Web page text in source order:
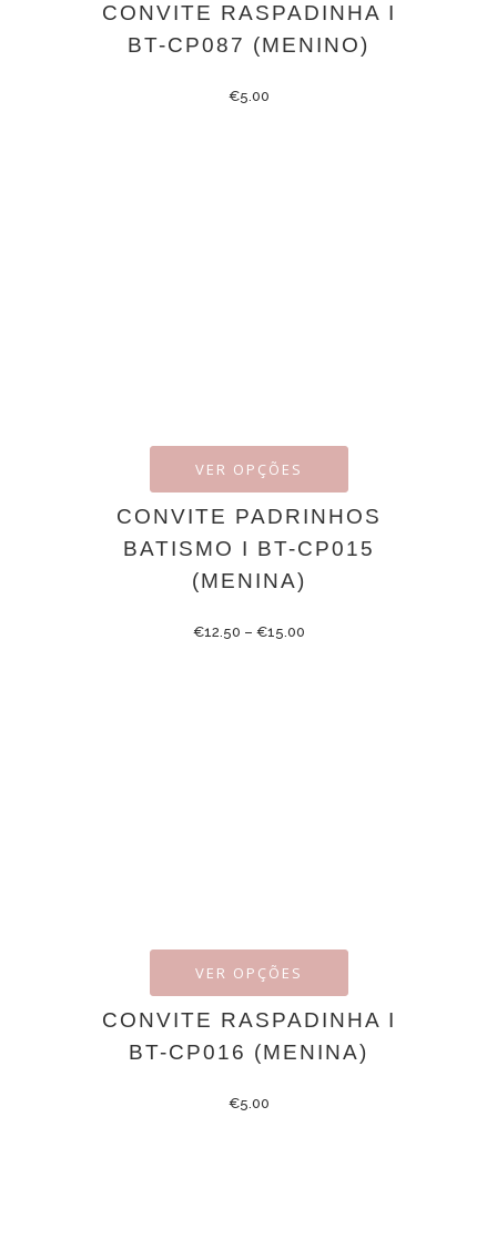
CONVITE RASPADINHA I
BT-CP087 (MENINO)
€5.00
VER OPÇÕES
CONVITE PADRINHOS
BATISMO I BT-CP015
(MENINA)
€12.50 – €15.00
VER OPÇÕES
CONVITE RASPADINHA I
BT-CP016 (MENINA)
€5.00